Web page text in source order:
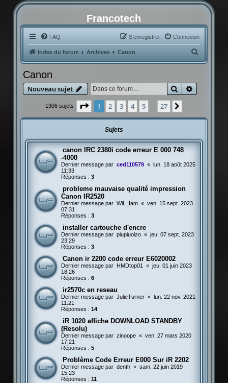
Francotech
FAQ Connexion
S’enregistrer
Index du forum Archives Canon
e
h
Canon
Nouveau sujet Rechercher
1306 sujets Page 1sur27
1 2 3 4 5 … 27
Sujets
canon IRC 2380i code erreur E 000 748
-4000
Dernier message par ced110579 «
lun. 18 août 2025
11:33
Réponses : 3
probleme mauvaise qualité impression
Canon IR2520
Dernier message par WiL_Iam « ven. 15 sept. 2023
07:31
Réponses : 3
installer cartouche d'encre
Dernier message par piupiuoizo « jeu. 07 sept. 2023
23:29
Réponses : 3
Canon ir 2200 code erreur E6020002
Dernier message par HMDtop01 « jeu. 01 juin 2023
18:26
Réponses : 6
ir2570c en reseau
Dernier message par JulieTurner «
lun. 22 nov. 2021
11:21
Réponses : 14
iR 1020 affiche DOWNLOAD STANDBY
(Resolu)
Dernier message par zinoope « ven. 27 mars 2020
17:21
Réponses : 5
Problème Code Erreur E000 Sur iR 2202
Dernier message par denth « sam. 22 juin 2019
15:23
Réponses : 11